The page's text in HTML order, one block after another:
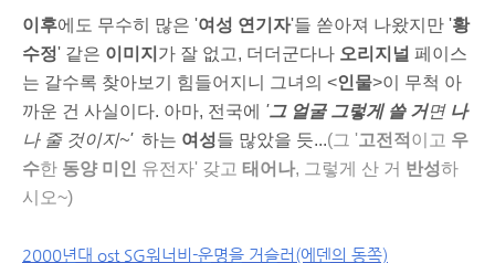
이후에도 무수히 많은 '여성 연기자'들 쏟아져 나왔지만 '황
수정' 같은 이미지 가 잘 없고, 더더군다나 오리지널 페이스
는 갈수록 찾아보기 힘들어지니 그녀의 <인물>이 무척 아
까운 건 사실이다. 아마, 전국에 '그 얼굴 그렇게 쓸 거면 나
나 줄 것이지~'하는 여성들 많았을 듯...(그 '고전적 이고 우
수한 동양 미인 유전자' 갖고 태어나, 그렇게 산 거 반성하
시오~)
2000년대 ost SG워너비-운명을 거슬러(에덴의 동쪽)